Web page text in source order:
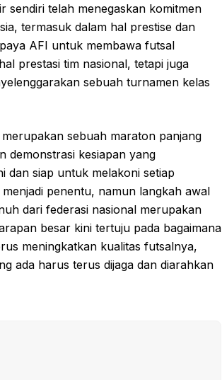
sendiri telah menegaskan komitmen
termasuk dalam hal prestise dan
AFI untuk membawa futsal
prestasi tim nasional, tetapi juga
sebuah turnamen kelas
sebuah maraton panjang
demonstrasi kesiapan yang
dan siap untuk melakoni setiap
penentu, namun langkah awal
dari federasi nasional merupakan
besar kini tertuju pada bagaimana
meningkatkan kualitas futsalnya,
ada harus terus dijaga dan diarahkan